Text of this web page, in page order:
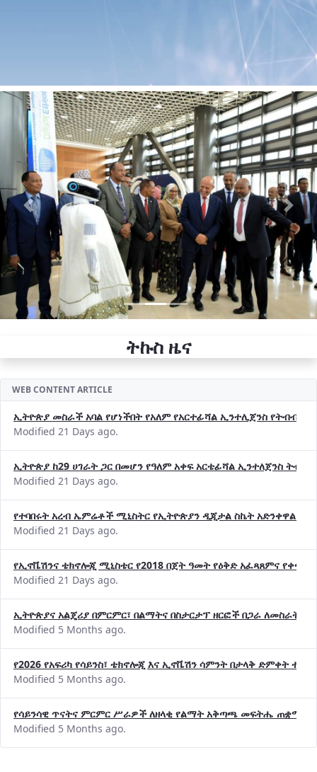
Previous Next
ትኩስ ዜና
WEB CONTENT ARTICLE
ኢትዮጵያ መስራች አባል የሆነችበት የአለም የአርተፊሻል ኢንተሊጀንስ የትብብር
Modified 21 Days ago.
ኢትዮጵያ ከ29 ሀገራት ጋር በመሆን የዓለም አቀፍ አርቴፊሻል ኢንተለጀንስ
Modified 21 Days ago.
የተባበሩት አረብ ኤምሬቶች ሚኒስትር የኢትዮጵያን ዲጂታል ስኬት አድንቀዋል
Modified 21 Days ago.
የኢኖቬሽንና ቴክኖሎጂ ሚኒስቴር የ2018 በጀት ዓመት የዕቅድ አፈጻጸምና
Modified 21 Days ago.
ኢትዮጵያና አልጄሪያ በምርምር፣ በልማትና በስታርታፕ ዘርፎች በጋራ ለመስራት
Modified 5 Months ago.
የ2026 የአፍሪካ የሳይንስ፣ ቴክኖሎጂ እና ኢኖቬሽን ሳምንት በታላቅ ድምቀት
Modified 5 Months ago.
የሳይንሳዊ ጥናትና ምርምር ሥራዎች ለዘላቂ የልማት አቅጣጫ መፍትሔ ጠቋሚ
Modified 5 Months ago.